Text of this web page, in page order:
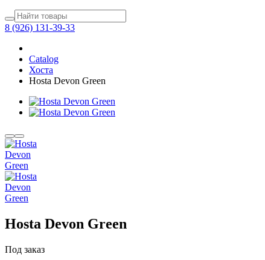
8 (926) 131-39-33
Catalog
Хоста
Hosta Devon Green
Hosta Devon Green
Под заказ